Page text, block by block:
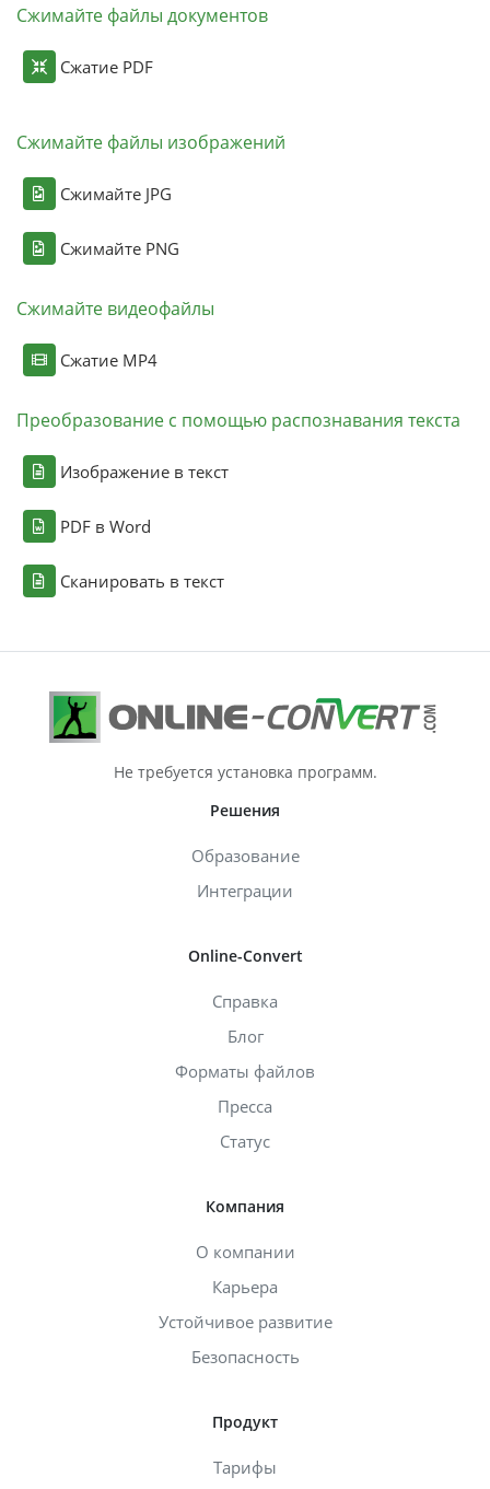
Сжимайте файлы документов
Сжатие PDF
Сжимайте файлы изображений
Сжимайте JPG
Сжимайте PNG
Сжимайте видеофайлы
Сжатие MP4
Преобразование с помощью распознавания текста
Изображение в текст
PDF в Word
Сканировать в текст
Не требуется установка программ.
Решения
Образование
Интеграции
Online-Convert
Справка
Блог
Форматы файлов
Пресса
Статус
Компания
О компании
Карьера
Устойчивое развитие
Безопасность
Продукт
Тарифы